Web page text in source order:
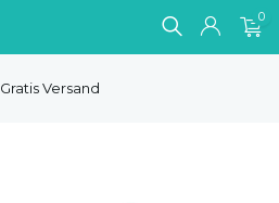
0
1-2 Werktage Lieferzeit